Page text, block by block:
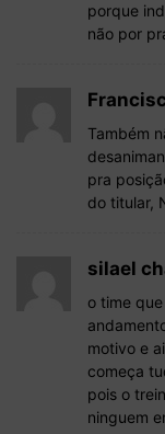
porque
não por
Também
pra
do titular,
silael
o time
motivo e
começa
pois o
ninguem